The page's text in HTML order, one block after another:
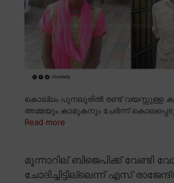
കൊല്ലം പുനലൂരിൽ രണ്ട് വയസ്സുള്ള
അമ്മയും കാമുകനും ചേർന്ന്
Read more
മൂന്നാറില് ബിജെപിക്ക് വേണ്ടി
ചോദിച്ചിട്ടില്ലെന്ന് എസ്